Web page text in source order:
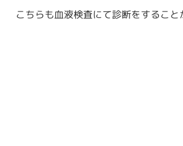
こちらも血液検査にて診断をすること